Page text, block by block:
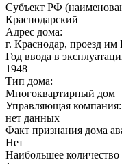
Субъект РФ
Краснодарский
Адрес дома:
г. Краснодар, проезд им
Год ввода в
1948
Тип дома:
Многоквартирный дом
Управляющая компания:
нет данных
Факт признания дома
Нет
Наибольшее количество